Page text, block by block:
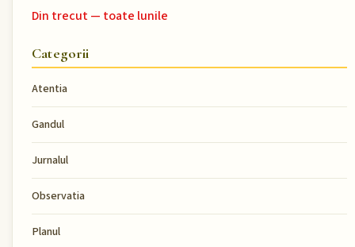
Din trecut — toate lunile
Categorii
Atentia
Gandul
Jurnalul
Observatia
Planul